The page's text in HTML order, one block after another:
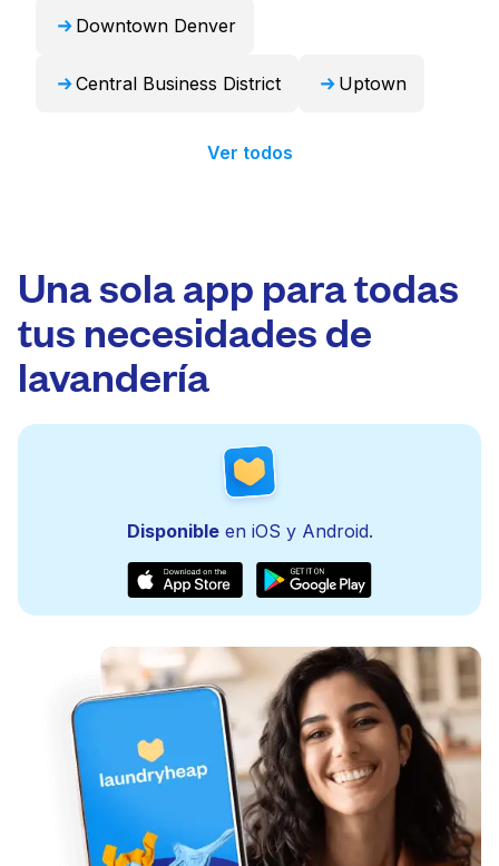
Downtown Denver
Central Business District Uptown
Ver todos
Una sola app para todas
tus necesidades de
lavandería
Disponibleen iOS y Android.